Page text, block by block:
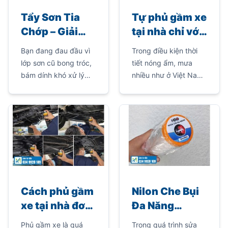
Tẩy Sơn Tia
Chớp – Giải
Pháp Loại Bỏ
Sơn Cũ Nhanh
Chỉ Trong 1-2
Bạn đang đau đầu vì
lớp sơn cũ bong tróc,
bám dính khó xử lý
pháp tẩy sơn nhanh –
hiệu quả – tiết kiệm
công sức?
Tự phủ gầm xe
tại nhà chỉ với
1 chai sơn xịt –
dễ hơn bạn
nghĩ
Trong điều kiện thời
tiết nóng ẩm, mưa
nhiều như ở Việt Nam,
bẩn và xuống cấp
nhanh nhất. Vì vậy,
phủ gầm xe tại nhà
đang trở thành giải
pháp tiết kiệm và hiệu
lựa chọn.
Cách phủ gầm
xe tại nhà đơn
giản – tiết
Phủ gầm xe là quá
Nilon Che Bụi
Đa Năng
3mx25m – Che
Trong quá trình sửa